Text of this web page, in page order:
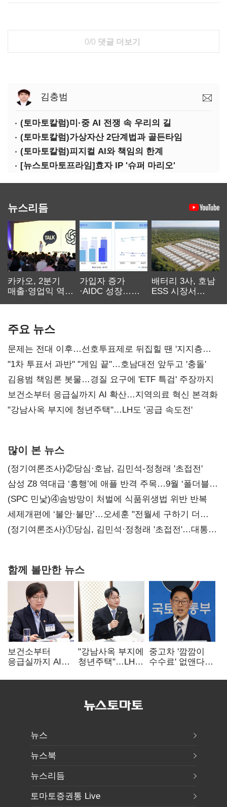
0/0 댓글 더보기
김충범
(토마토칼럼)미·중 AI 전쟁 속 우리의 길
(토마토칼럼)가상자산 2단계법과 골든타임
(토마토칼럼)피지컬 AI와 책임의 한계
[뉴스토마토프라임]효자 IP '슈퍼 마리오'
뉴스리듬
카카오, 2분기
매출·영업익 역대
가입자 증가
·AIDC 성장…
배터리 3사, 호남
ESS 시장서
주요 뉴스
문제는 전대 이후…선호투표제로 뒤집힐 땐 '지지층
불복'
"1차 투표서 과반" "게임 끝"…호남대전 앞두고 '충돌'
김용범 책임론 봇물…경질 요구에 'ETF 특검' 주장까지
보건소부터 응급실까지 AI 확산…지역의료 혁신 본격화
"강남사옥 부지에 청년주택"…LH도 '공급 속도전'
많이 본 뉴스
(정기여론조사)②당심·호남, 김민석-정청래 '초접전'
삼성 Z8 역대급 ‘흥행’에 애플 반격 주목…9월 ‘폴더블
대전’
(SPC 민낯)④솜방망이 처벌에 식품위생법 위반 반복
세제개편에 ‘불안·불만’…오세훈 "전월세 구하기 더
힘들어질 것"
(정기여론조사)①당심, 김민석·정청래 '초접전'…대통령
함께 볼만한 뉴스
보건소부터
응급실까지 AI
혁신 본격화
"강남사옥 부지에
청년주택"…LH도
중고차 '깜깜이
수수료' 없앤다…
생기면 환불
뉴스
뉴스북
뉴스리듬
토마토증권통 Live